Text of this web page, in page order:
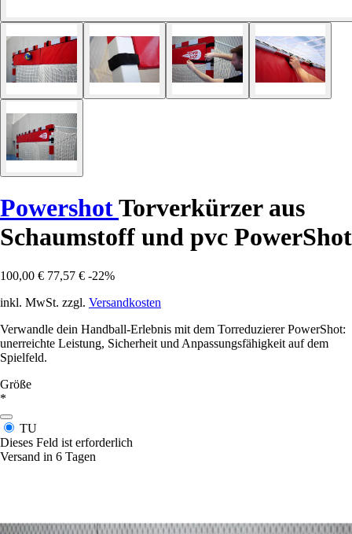
PowershotTorverkürzer aus
Schaumstoff und pvc PowerShot
100,00 € 77,57 € -22%
inkl. MwSt. zzgl. Versandkosten
Verwandle dein Handball-Erlebnis mit dem Torreduzierer PowerShot:
unerreichte Leistung, Sicherheit und Anpassungsfähigkeit auf dem
Spielfeld.
Größe
*
TU
Dieses Feld ist erforderlich
Versand in 6 Tagen